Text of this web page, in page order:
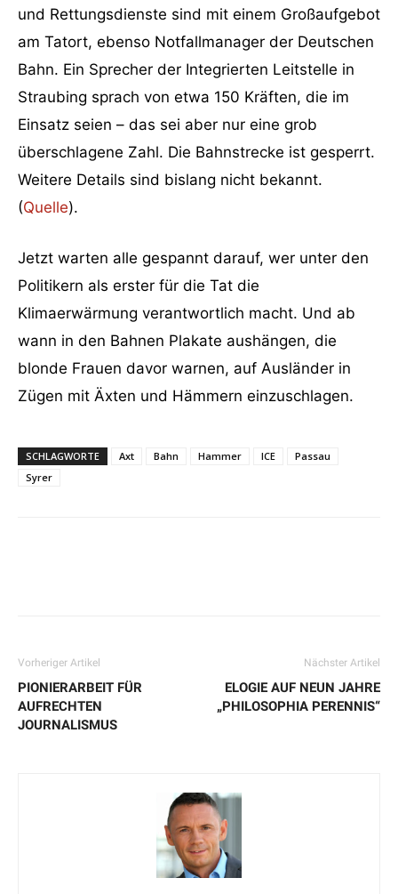
und Rettungsdienste sind mit einem Großaufgebot
am Tatort, ebenso Notfallmanager der Deutschen
Bahn. Ein Sprecher der Integrierten Leitstelle in
Straubing sprach von etwa 150 Kräften, die im
Einsatz seien – das sei aber nur eine grob
überschlagene Zahl. Die Bahnstrecke ist gesperrt.
Weitere Details sind bislang nicht bekannt.
(Quelle).
Jetzt warten alle gespannt darauf, wer unter den
Politikern als erster für die Tat die
Klimaerwärmung verantwortlich macht. Und ab
wann in den Bahnen Plakate aushängen, die
blonde Frauen davor warnen, auf Ausländer in
Zügen mit Äxten und Hämmern einzuschlagen.
SCHLAGWORTE Axt Bahn Hammer ICE
Passau
Syrer
Vorheriger Artikel
PIONIERARBEIT FÜR
AUFRECHTEN
JOURNALISMUS
Nächster Artikel
ELOGIE AUF NEUN JAHRE
„PHILOSOPHIA PERENNIS“